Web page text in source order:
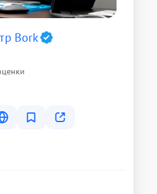
Bork